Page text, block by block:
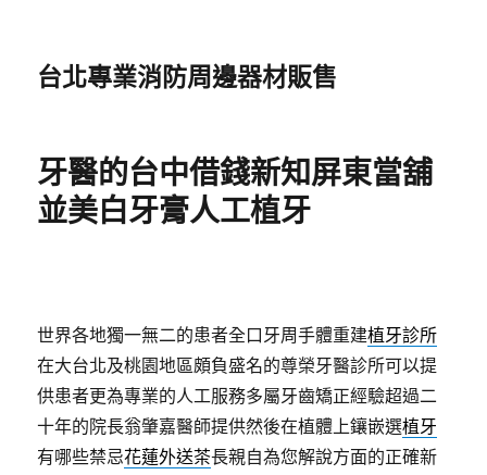
台北專業消防周邊器材販售
牙醫的台中借錢新知屏東當舖
並美白牙膏人工植牙
世界各地獨一無二的患者全口牙周手體重建植牙診所
在大台北及桃園地區頗負盛名的尊榮牙醫診所可以提
供患者更為專業的人工服務多屬牙齒矯正經驗超過二
十年的院長翁肇嘉醫師提供然後在植體上鑲嵌選植牙
有哪些禁忌花蓮外送茶長親自為您解說方面的正確新